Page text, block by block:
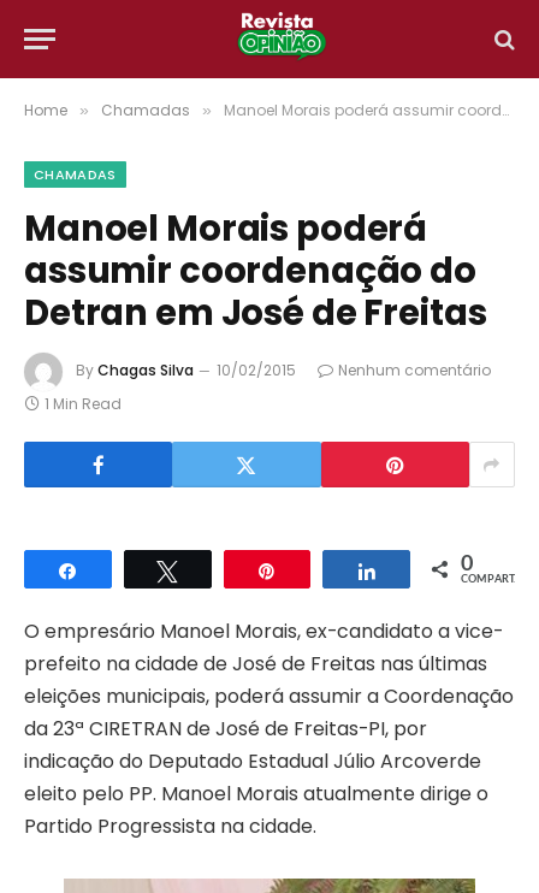
Home » Chamadas » Manoel Morais poderá assumir coordenação do Detran em José de Freitas
CHAMADAS
Manoel Morais poderá
assumir coordenação do
Detran em José de Freitas
ByChagas Silva 10/02/2015
Nenhum comentário
1 Min Read
Compartilhar Compartilhar
0
COMPART.
O empresário Manoel Morais, ex-candidato a vice-
prefeito na cidade de José de Freitas nas últimas
eleições municipais, poderá assumir a Coordenação
da 23ª CIRETRAN de José de Freitas-PI, por
indicação do Deputado Estadual Júlio Arcoverde
eleito pelo PP. Manoel Morais atualmente dirige o
Partido Progressista na cidade.